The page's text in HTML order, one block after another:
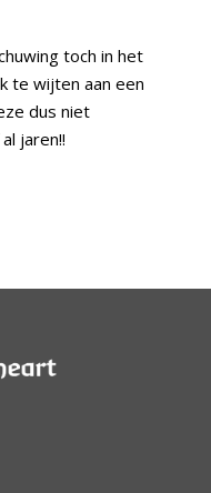
toch in het
te wijten aan een
dus niet
jaren!!